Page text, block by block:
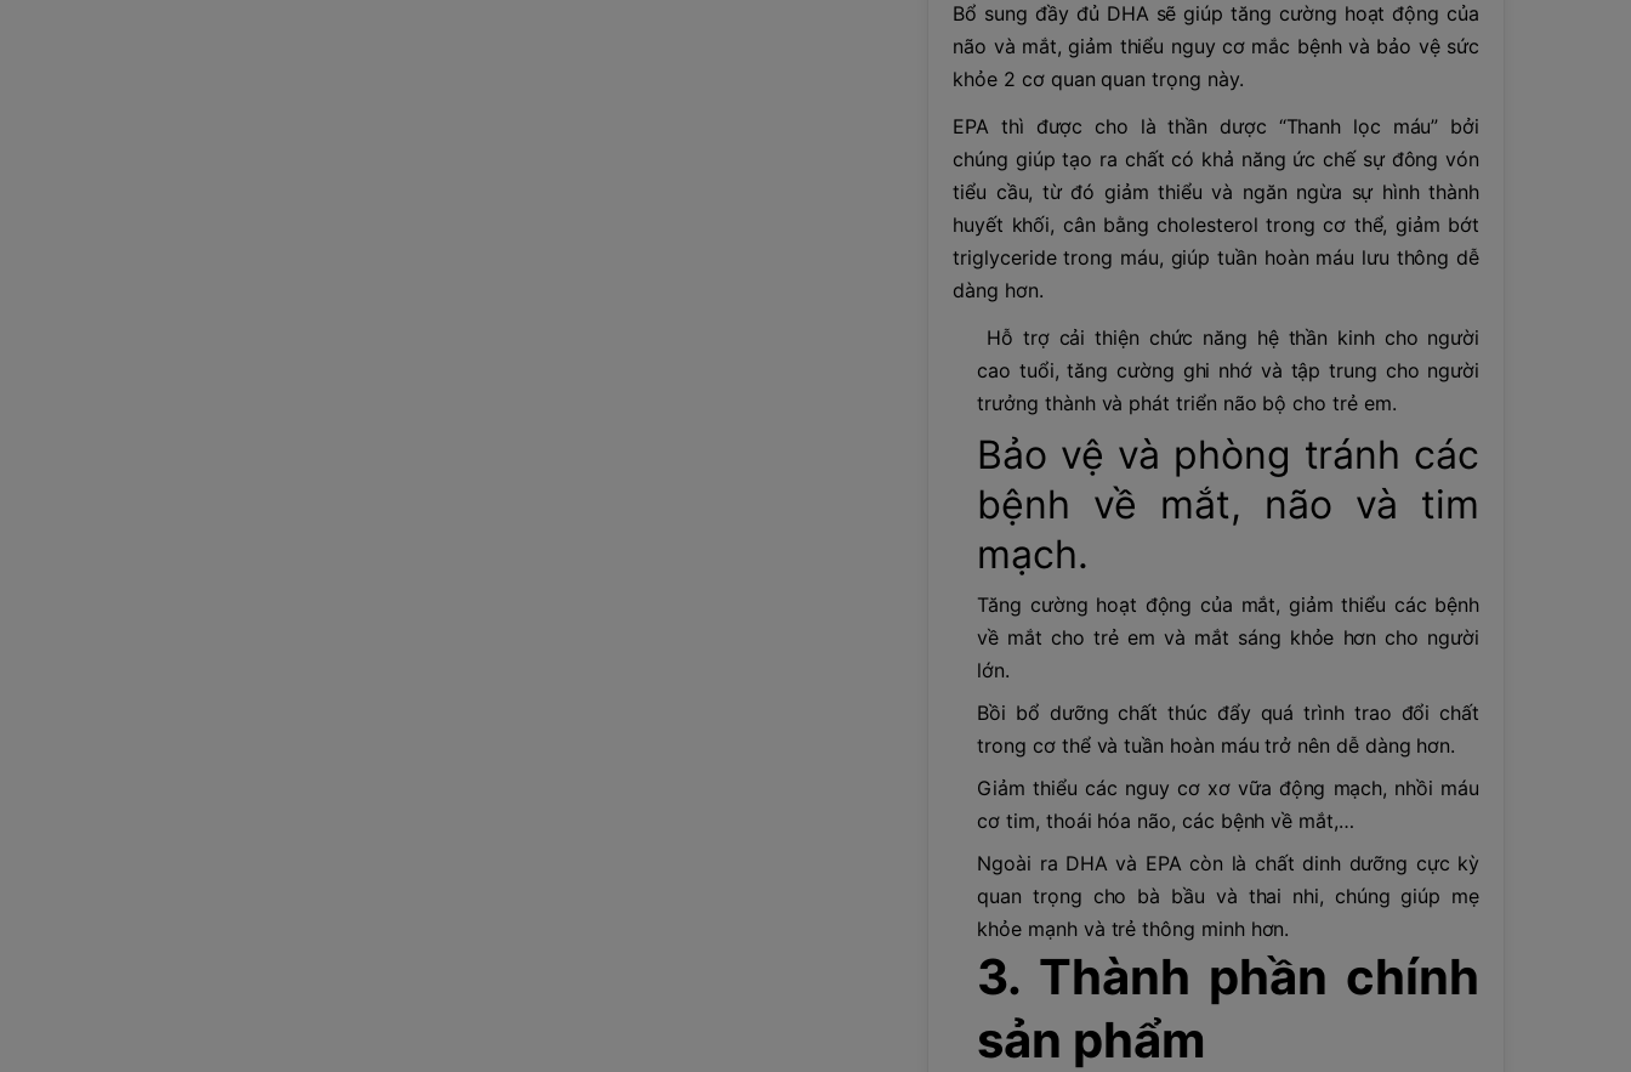
Bổ sung đầy đủ DHA sẽ giúp tăng cường hoạt động của
não và mắt, giảm thiểu nguy cơ mắc bệnh và bảo vệ sức
khỏe 2 cơ quan quan trọng này.
EPA thì được cho là thần dược “Thanh lọc máu” bởi
chúng giúp tạo ra chất có khả năng ức chế sự đông vón
tiểu cầu, từ đó giảm thiểu và ngăn ngừa sự hình thành
huyết khối, cân bằng cholesterol trong cơ thể, giảm bớt
triglyceride trong máu, giúp tuần hoàn máu lưu thông dễ
dàng hơn.
Hỗ trợ cải thiện chức năng hệ thần kinh cho người
cao tuổi, tăng cường ghi nhớ và tập trung cho người
trưởng thành và phát triển não bộ cho trẻ em.
Bảo vệ và phòng tránh các
bệnh về mắt, não và tim
mạch.
Tăng cường hoạt động của mắt, giảm thiểu các bệnh
về mắt cho trẻ em và mắt sáng khỏe hơn cho người
lớn.
Bồi bổ dưỡng chất thúc đẩy quá trình trao đổi chất
trong cơ thể và tuần hoàn máu trở nên dễ dàng hơn.
Giảm thiểu các nguy cơ xơ vữa động mạch, nhồi máu
cơ tim, thoái hóa não, các bệnh về mắt,…
Ngoài ra DHA và EPA còn là chất dinh dưỡng cực kỳ
quan trọng cho bà bầu và thai nhi, chúng giúp mẹ
khỏe mạnh và trẻ thông minh hơn.
3. Thành phần chính
sản phẩm